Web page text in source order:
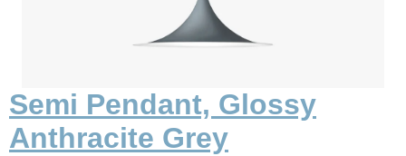
Semi Pendant, Glossy
Anthracite Grey